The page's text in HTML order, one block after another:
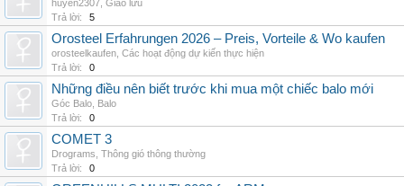
huyen2307 Giao lưu
Trả lời:
5
Orosteel Erfahrungen 2026 – Preis, Vorteile & Wo kaufen
orosteelkaufen Các hoạt động dự kiến thực hiện
Trả lời:
0
Những điều nên biết trước khi mua một chiếc balo mới
Góc Balo Balo
Trả lời:
0
COMET 3
Drograms Thông gió thông thường
Trả lời:
0